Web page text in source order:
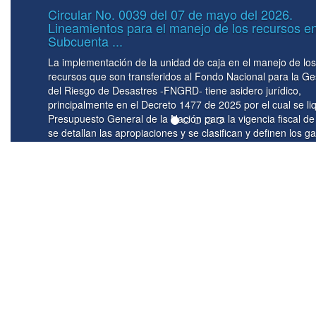
Circular interna 0059 del 14 de julio
Alcance circular interna No. 00455 del
de ...
Alcance circular interna No. 00455 del 27 de
Lineamientos para le gobernanza, articulación
coordinación y seguimiento del Plan de
PRT - Frente Frío 2026. Gerencia del Plan de
Temprana - PRT - Frente Frío 2026. En
competencias conferidas por el Decreto Ley